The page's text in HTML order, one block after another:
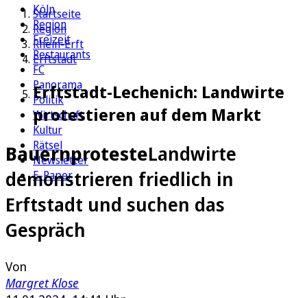
Köln
Region
Freizeit
Restaurants
FC
Panorama
Politik
Wirtschaft
Kultur
Rätsel
Newsletter
E-Paper
Startseite
Region
Rhein-Erft
Erftstadt
Erftstadt-Lechenich: Landwirte
protestieren auf dem Markt
BauernprotesteLandwirte
demonstrieren friedlich in
Erftstadt und suchen das
Gespräch
Von
Margret Klose